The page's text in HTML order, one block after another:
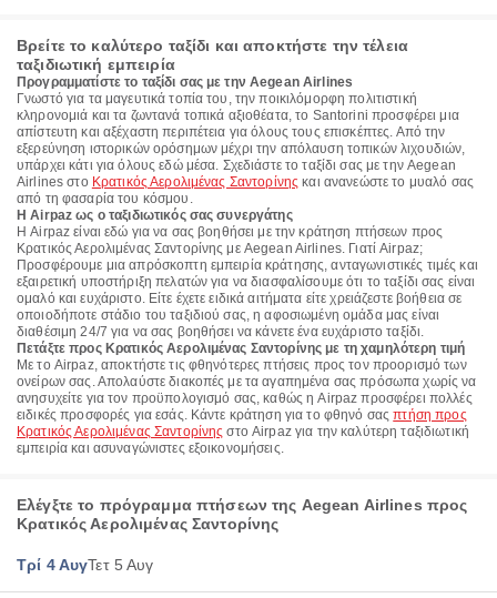
Βρείτε το καλύτερο ταξίδι και αποκτήστε την τέλεια
ταξιδιωτική εμπειρία
Προγραμματίστε το ταξίδι σας με την Aegean Airlines
Γνωστό για τα μαγευτικά τοπία του, την ποικιλόμορφη πολιτιστική
κληρονομιά και τα ζωντανά τοπικά αξιοθέατα, το Santorini προσφέρει μια
απίστευτη και αξέχαστη περιπέτεια για όλους τους επισκέπτες. Από την
εξερεύνηση ιστορικών ορόσημων μέχρι την απόλαυση τοπικών λιχουδιών,
υπάρχει κάτι για όλους εδώ μέσα. Σχεδιάστε το ταξίδι σας με την Aegean
Airlines στο Κρατικός Αερολιμένας Σαντορίνης και ανανεώστε το μυαλό σας
από τη φασαρία του κόσμου.
Η Airpaz ως ο ταξιδιωτικός σας συνεργάτης
Η Airpaz είναι εδώ για να σας βοηθήσει με την κράτηση πτήσεων προς
Κρατικός Αερολιμένας Σαντορίνης με Aegean Airlines. Γιατί Airpaz;
Προσφέρουμε μια απρόσκοπτη εμπειρία κράτησης, ανταγωνιστικές τιμές και
εξαιρετική υποστήριξη πελατών για να διασφαλίσουμε ότι το ταξίδι σας είναι
ομαλό και ευχάριστο. Είτε έχετε ειδικά αιτήματα είτε χρειάζεστε βοήθεια σε
οποιοδήποτε στάδιο του ταξιδιού σας, η αφοσιωμένη ομάδα μας είναι
διαθέσιμη 24/7 για να σας βοηθήσει να κάνετε ένα ευχάριστο ταξίδι.
Πετάξτε προς Κρατικός Αερολιμένας Σαντορίνης με τη χαμηλότερη τιμή
Με το Airpaz, αποκτήστε τις φθηνότερες πτήσεις προς τον προορισμό των
ονείρων σας. Απολαύστε διακοπές με τα αγαπημένα σας πρόσωπα χωρίς να
ανησυχείτε για τον προϋπολογισμό σας, καθώς η Airpaz προσφέρει πολλές
ειδικές προσφορές για εσάς. Κάντε κράτηση για το φθηνό σαςπτήση προς
Κρατικός Αερολιμένας Σαντορίνης στο Airpaz για την καλύτερη ταξιδιωτική
εμπειρία και ασυναγώνιστες εξοικονομήσεις.
Ελέγξτε το πρόγραμμα πτήσεων της Aegean Airlines προς
Κρατικός Αερολιμένας Σαντορίνης
Τρί 4 ΑυγΤετ 5 Αυγ